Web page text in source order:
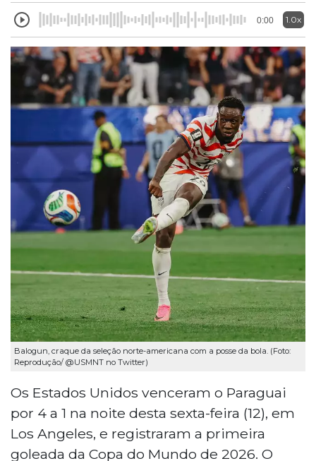
0:00 1.0x
Balogun, craque da seleção norte-americana com a posse da bola. (Foto:
Reprodução/ @USMNT no Twitter)
Os Estados Unidos venceram o Paraguai
por 4 a 1 na noite desta sexta-feira (12), em
Los Angeles, e registraram a primeira
goleada da Copa do Mundo de 2026. O